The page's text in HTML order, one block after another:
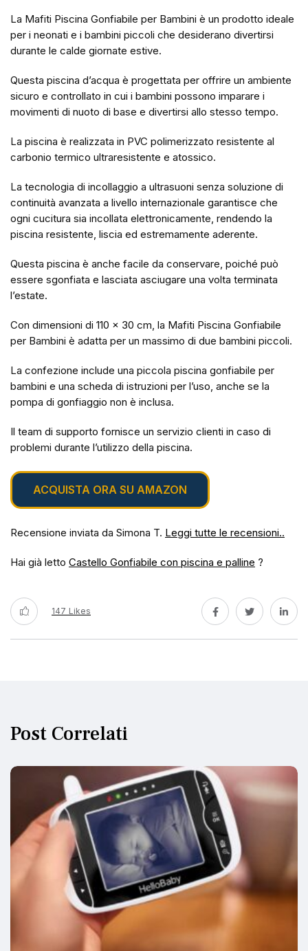
La Mafiti Piscina Gonfiabile per Bambini è un prodotto ideale
per i neonati e i bambini piccoli che desiderano divertirsi
durante le calde giornate estive.
Questa piscina d’acqua è progettata per offrire un ambiente
sicuro e controllato in cui i bambini possono imparare i
movimenti di nuoto di base e divertirsi allo stesso tempo.
La piscina è realizzata in PVC polimerizzato resistente al
carbonio termico ultraresistente e atossico.
La tecnologia di incollaggio a ultrasuoni senza soluzione di
continuità avanzata a livello internazionale garantisce che
ogni cucitura sia incollata elettronicamente, rendendo la
piscina resistente, liscia ed estremamente aderente.
Questa piscina è anche facile da conservare, poiché può
essere sgonfiata e lasciata asciugare una volta terminata
l’estate.
Con dimensioni di 110 x 30 cm, la Mafiti Piscina Gonfiabile
per Bambini è adatta per un massimo di due bambini piccoli.
La confezione include una piccola piscina gonfiabile per
bambini e una scheda di istruzioni per l’uso, anche se la
pompa di gonfiaggio non è inclusa.
Il team di supporto fornisce un servizio clienti in caso di
problemi durante l’utilizzo della piscina.
ACQUISTA ORA SU AMAZON
Recensione inviata da Simona T. Leggi tutte le recensioni..
Hai già letto Castello Gonfiabile con piscina e palline ?
147 Likes
Post Correlati